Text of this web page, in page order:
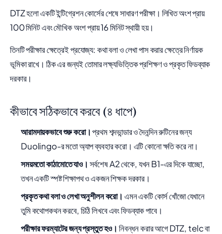
DTZ হলো একটি ইন্টিগ্রেশন কোর্সের শেষে সাধারণ পরীক্ষা। লিখিত অংশ প্রায়
100 মিনিট এবং মৌখিক অংশ প্রায় 16 মিনিট স্থায়ী হয়।
তিনটি পরীক্ষার ক্ষেত্রেই প্রযোজ্য: কথা বলা ও লেখা পাস করার ক্ষেত্রে নির্ণায়ক
ভূমিকা রাখে। ঠিক এর জন্যই তোমার লক্ষ্যভিত্তিক প্রশিক্ষণ ও প্রকৃত ফিডব্যাক
দরকার।
কীভাবে সঠিকভাবে করবে (৪ ধাপে)
আরামদায়কভাবে শুরু করো।প্রথম শব্দভান্ডার ও দৈনন্দিন রুটিনের জন্য
Duolingo-র মতো অ্যাপ ব্যবহার করো। এটি কোনো ক্ষতি করে না।
সময়মতো কাঠামোতে যাও। সর্বশেষ A2 থেকে, যখন B1-এর দিকে যাচ্ছো,
তখন একটি স্পষ্ট শিক্ষাপথ ও একজন শিক্ষক দরকার।
প্রকৃত কথা বলা ও লেখা অনুশীলন করো। এমন একটি কোর্স খোঁজো যেখানে
তুমি কথোপকথন করবে, চিঠি লিখবে এবং ফিডব্যাক পাবে।
পরীক্ষার ফরম্যাটের জন্য প্রস্তুত হও। নিবন্ধন করার আগে DTZ, telc বা